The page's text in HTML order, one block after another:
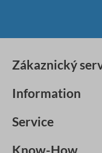
Zákaznický
Information
Service
Know-How